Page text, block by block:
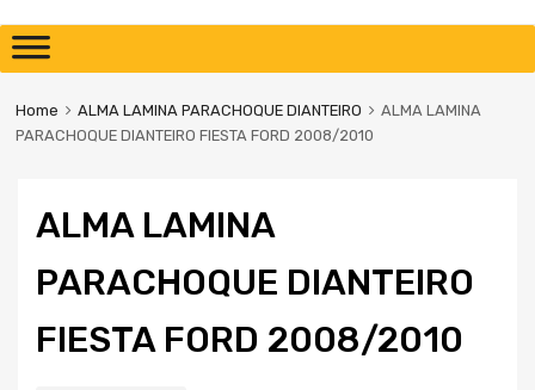
Home ALMA LAMINA PARACHOQUE DIANTEIRO
ALMA LAMINA
PARACHOQUE DIANTEIRO FIESTA FORD 2008/2010
ALMA LAMINA
PARACHOQUE DIANTEIRO
FIESTA FORD 2008/2010